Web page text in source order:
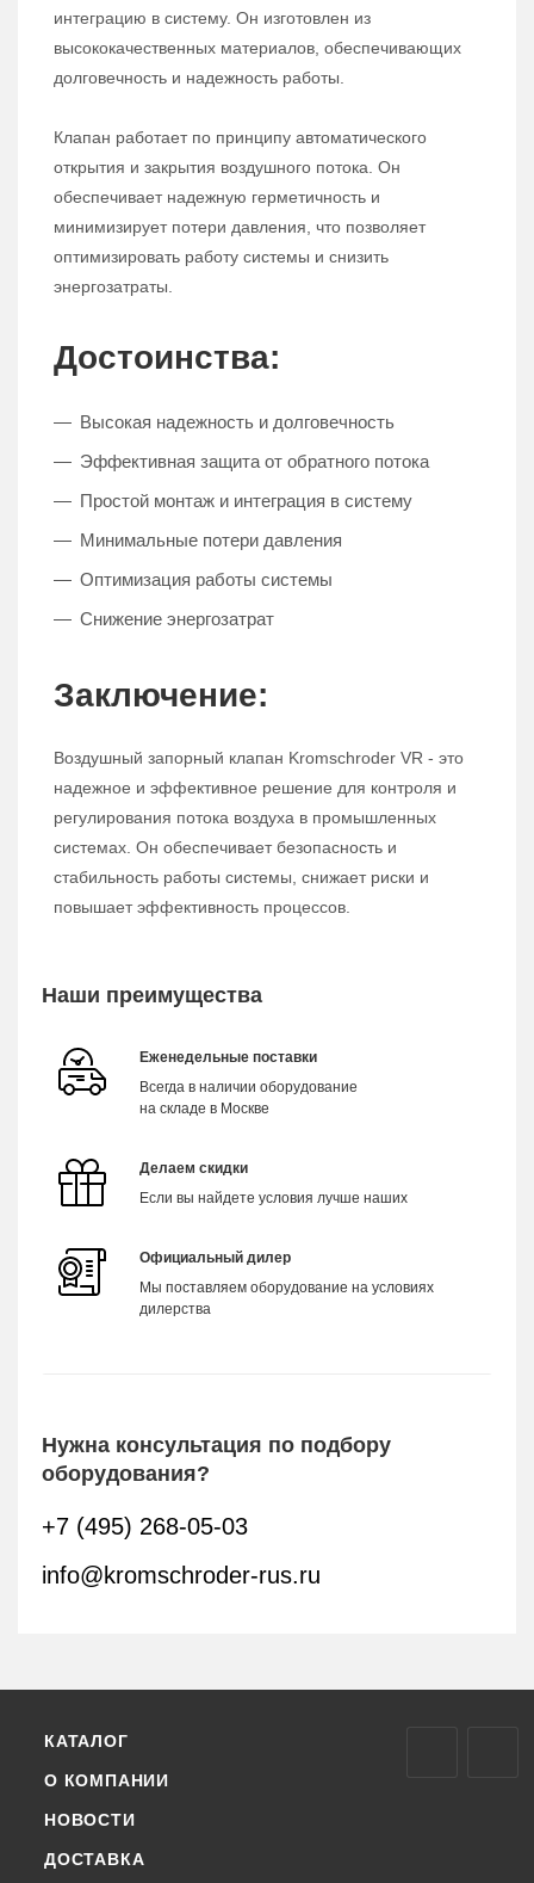
интеграцию в систему. Он изготовлен из
высококачественных материалов, обеспечивающих
долговечность и надежность работы.
Клапан работает по принципу автоматического
открытия и закрытия воздушного потока. Он
обеспечивает надежную герметичность и
минимизирует потери давления, что позволяет
оптимизировать работу системы и снизить
энергозатраты.
Достоинства:
Высокая надежность и долговечность
Эффективная защита от обратного потока
Простой монтаж и интеграция в систему
Минимальные потери давления
Оптимизация работы системы
Снижение энергозатрат
Заключение:
Воздушный запорный клапан Kromschroder VR - это
надежное и эффективное решение для контроля и
регулирования потока воздуха в промышленных
системах. Он обеспечивает безопасность и
стабильность работы системы, снижает риски и
повышает эффективность процессов.
Наши преимущества
Еженедельные поставки
Всегда в наличии оборудование
на складе в Москве
Делаем скидки
Если вы найдете условия лучше наших
Официальный дилер
Мы поставляем оборудование на условиях
дилерства
Нужна консультация по подбору
оборудования?
+7 (495) 268-05-03
info@kromschroder-rus.ru
КАТАЛОГ
О КОМПАНИИ
НОВОСТИ
ДОСТАВКА